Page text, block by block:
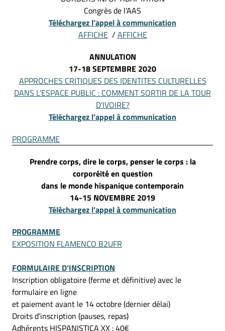
Congrès de l’AAS
Téléchargez l’appel à communication
AFFICHE / AFFICHE
ANNULATION
17-18 SEPTEMBRE 2020
APPROCHES CRITIQUES DES IDENTITES CULTURELLES
DANS L’ESPACE PUBLIC : COMMENT SORTIR DE LA TOUR
D’IVOIRE?
Téléchargez l’appel à communication
PROGRAMME
Prendre corps, dire le corps, penser le corps : la
corporéité en question
dans le monde hispanique contemporain
14-15 NOVEMBRE 2019
Téléchargez l’appel à communication
PROGRAMME
EXPOSITION FLAMENCO B2UFR
FORMULAIRE D’INSCRIPTION
Inscription obligatoire (ferme et définitive) avec le
formulaire en ligne
et paiement avant le 14 octobre (dernier délai)
Droits d’inscription (pauses, repas)
Adhérents HISPANISTICA XX : 40€